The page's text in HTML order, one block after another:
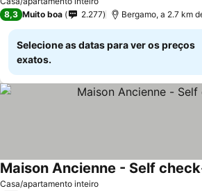
8,3 Muito boa 2.277 Bergamo, a 2.7 km
Selecione as datas para ver os preços
exatos.
Casa/apartamento inteiro
Maison Ancienne - Self